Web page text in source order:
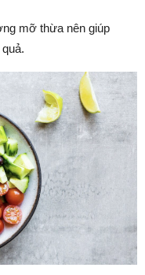
mỡ thừa nên giúp